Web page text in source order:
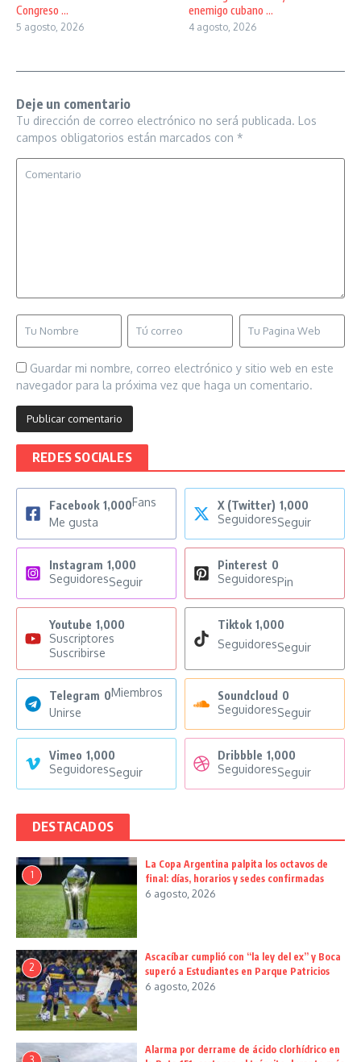
Congreso ...
5 agosto, 2026
enemigo cubano ...
4 agosto, 2026
Deje un comentario
Tu dirección de correo electrónico no será publicada. Los
campos obligatorios están marcados con *
Guardar mi nombre, correo electrónico y sitio web en este
navegador para la próxima vez que haga un comentario.
REDES SOCIALES
Facebook 1,000Fans
Me gusta
X (Twitter) 1,000
SeguidoresSeguir
Instagram 1,000
SeguidoresSeguir
Pinterest 0
SeguidoresPin
Youtube 1,000
Suscriptores
Suscribirse
Tiktok 1,000
SeguidoresSeguir
Telegram 0Miembros
Unirse
Soundcloud 0
SeguidoresSeguir
Vimeo 1,000
SeguidoresSeguir
Dribbble 1,000
SeguidoresSeguir
DESTACADOS
1
La Copa Argentina palpita los octavos de
final: días, horarios y sedes confirmadas
6 agosto, 2026
2
Ascacíbar cumplió con “la ley del ex” y Boca
superó a Estudiantes en Parque Patricios
6 agosto, 2026
Alarma por derrame de ácido clorhídrico en